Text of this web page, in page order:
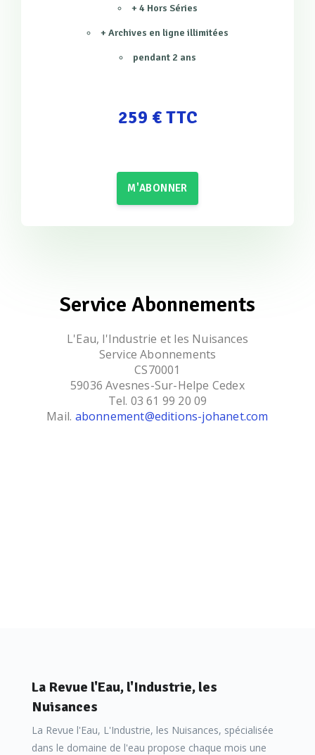
+ 4 Hors Séries
+ Archives en ligne illimitées
pendant 2 ans
259 € TTC
M'ABONNER
Service Abonnements
L'Eau, l'Industrie et les Nuisances
Service Abonnements
CS70001
59036 Avesnes-Sur-Helpe Cedex
Tel. 03 61 99 20 09
Mail. abonnement@editions-johanet.com
La Revue l'Eau, l'Industrie, les
Nuisances
La Revue l'Eau, L'Industrie, les Nuisances, spécialisée
dans le domaine de l'eau propose chaque mois une